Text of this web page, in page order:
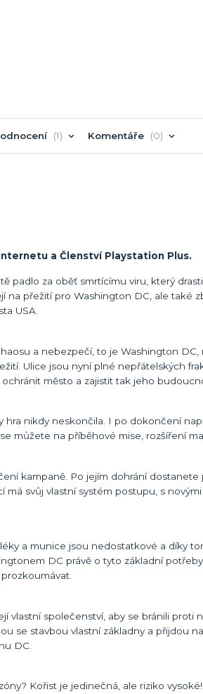
1 Komentáře 0
a Členství Playstation Plus.
padlo za oběť smrtícímu viru, který
na přežití pro Washington DC, ale také
USA.
a nebezpečí, to je Washington
Ulice jsou nyní plné nepřátelských
město a zajistit tak jeho
hra nikdy neskončila. I po dokončení
můžete na příběhové mise, rozšíření
kampaně. Po jejím dohrání
má svůj vlastní systém postupu, s
a munice jsou nedostatkové a díky
DC právě o tyto základní
vlastní společenství, aby se bránili
se stavbou vlastní základny a přijdou
DC.
Kořist je jedinečná, ale riziko